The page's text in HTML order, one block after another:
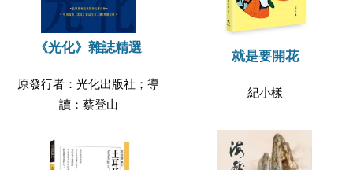
《光化》雜誌精選
原發行者：光化出版社；導
讀：蔡登山
就是要開花
紀小樣